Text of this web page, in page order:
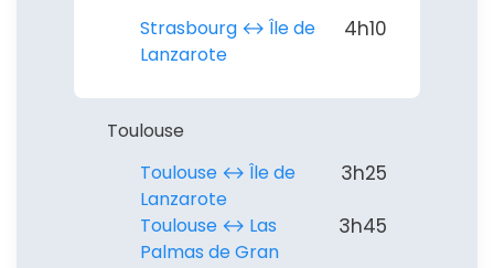
Strasbourg ↔︎ Île de
Lanzarote
4h10
Toulouse
Toulouse ↔︎ Île de
Lanzarote
3h25
Toulouse ↔︎ Las
Palmas de Gran
3h45